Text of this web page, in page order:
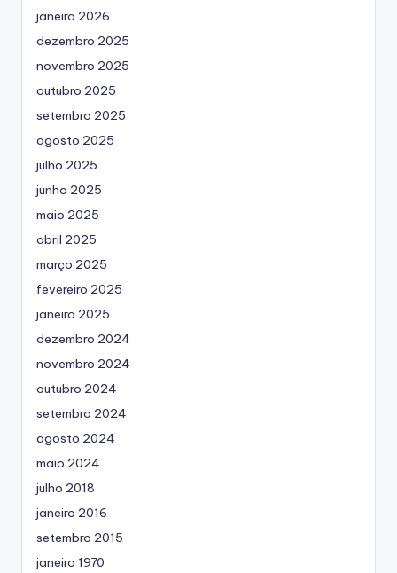
janeiro 2026
dezembro 2025
novembro 2025
outubro 2025
setembro 2025
agosto 2025
julho 2025
junho 2025
maio 2025
abril 2025
março 2025
fevereiro 2025
janeiro 2025
dezembro 2024
novembro 2024
outubro 2024
setembro 2024
agosto 2024
maio 2024
julho 2018
janeiro 2016
setembro 2015
janeiro 1970